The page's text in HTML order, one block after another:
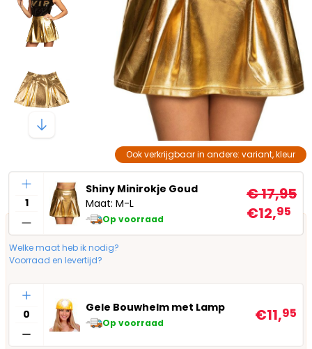
Ook verkrijgbaar in andere: variant, kleur
Aantal
Shiny Minirokje Goud
Maat: M-L
Op voorraad
€ 17,95
€12,95
Welke maat heb ik nodig?
Voorraad en levertijd?
Aantal
Gele Bouwhelm met Lamp
Op voorraad €11,95